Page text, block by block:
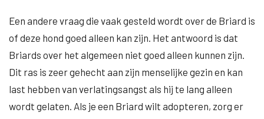
Een andere vraag die vaak gesteld wordt over de Briard is
of deze hond goed alleen kan zijn. Het antwoord is dat
Briards over het algemeen niet goed alleen kunnen zijn.
Dit ras is zeer gehecht aan zijn menselijke gezin en kan
last hebben van verlatingsangst als hij te lang alleen
wordt gelaten. Als je een Briard wilt adopteren, zorg er